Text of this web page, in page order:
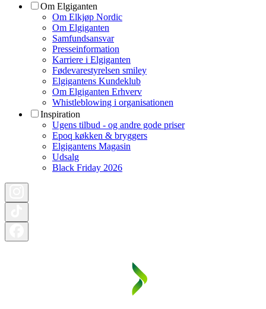
Om Elgiganten
Om Elkjøp Nordic
Om Elgiganten
Samfundsansvar
Presseinformation
Karriere i Elgiganten
Fødevarestyrelsen smiley
Elgigantens Kundeklub
Om Elgiganten Erhverv
Whistleblowing i organisationen
Inspiration
Ugens tilbud - og andre gode priser
Epoq køkken & bryggers
Elgigantens Magasin
Udsalg
Black Friday 2026